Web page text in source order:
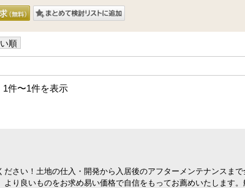
順
〜1件を表示
さい！土地の仕入・開発から入居後のアフターメンテナンスま
り良いものをお求め易い価格で自信をもってお薦めいたします